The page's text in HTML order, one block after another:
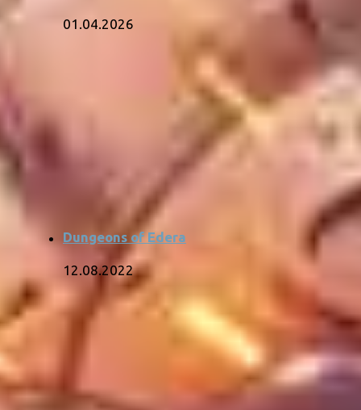
01.04.2026
Dungeons of Edera
12.08.2022